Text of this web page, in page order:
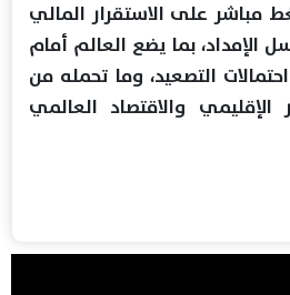
على الاستقرار المالي
الإمداد، بما يضع العالم أمام
التصعيد، وما تحمله من
والاقتصاد العالمي